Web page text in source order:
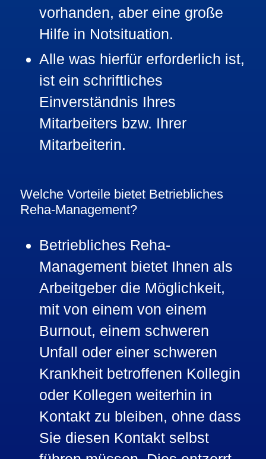
vorhanden, aber eine große
Hilfe in Notsituation.
Alle was hierfür erforderlich ist,
ist ein schriftliches
Einverständnis Ihres
Mitarbeiters bzw. Ihrer
Mitarbeiterin.
Welche Vorteile bietet Betriebliches
Reha-Management?
Betriebliches Reha-
Management bietet Ihnen als
Arbeitgeber die Möglichkeit,
mit von einem von einem
Burnout, einem schweren
Unfall oder einer schweren
Krankheit betroffenen Kollegin
oder Kollegen weiterhin in
Kontakt zu bleiben, ohne dass
Sie diesen Kontakt selbst